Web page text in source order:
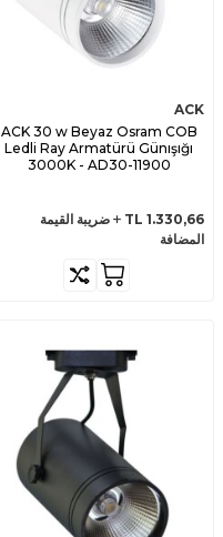
ACK
ACK 30 w Beyaz Osram COB
Ledli Ray Armatürü Günışığı
3000K - AD30-11900
1.330,66
ضريبة القيمة
المضافة